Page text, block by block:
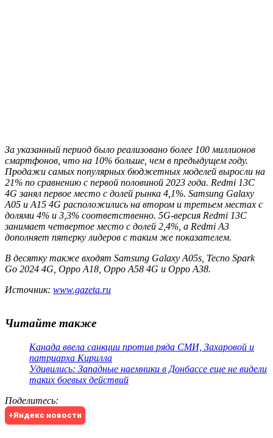
За указанный период было реализовано более 100 миллионов
смартфонов, что на 10% больше, чем в предыдущем году.
Продажи самых популярных бюджетных моделей выросли на
21% по сравнению с первой половиной 2023 года. Redmi 13C
4G занял первое место с долей рынка 4,1%. Samsung Galaxy
A05 и A15 4G расположились на втором и третьем местах с
долями 4% и 3,3% соответственно. 5G-версия Redmi 13C
занимает четвертое место с долей 2,4%, а Redmi A3
дополняет пятерку лидеров с таким же показателем.
В десятку также входят Samsung Galaxy A05s, Tecno Spark
Go 2024 4G, Oppo A18, Oppo A58 4G и Oppo A38.
Источник: www.gazeta.ru
Читайте также
Канада ввела санкции против ряда СМИ, Захаровой и
патриарха Кирилла
Удивились: Западные наемники в Донбассе еще не видели
таких боевых действий
Поделитесь:
+Яндекс новости